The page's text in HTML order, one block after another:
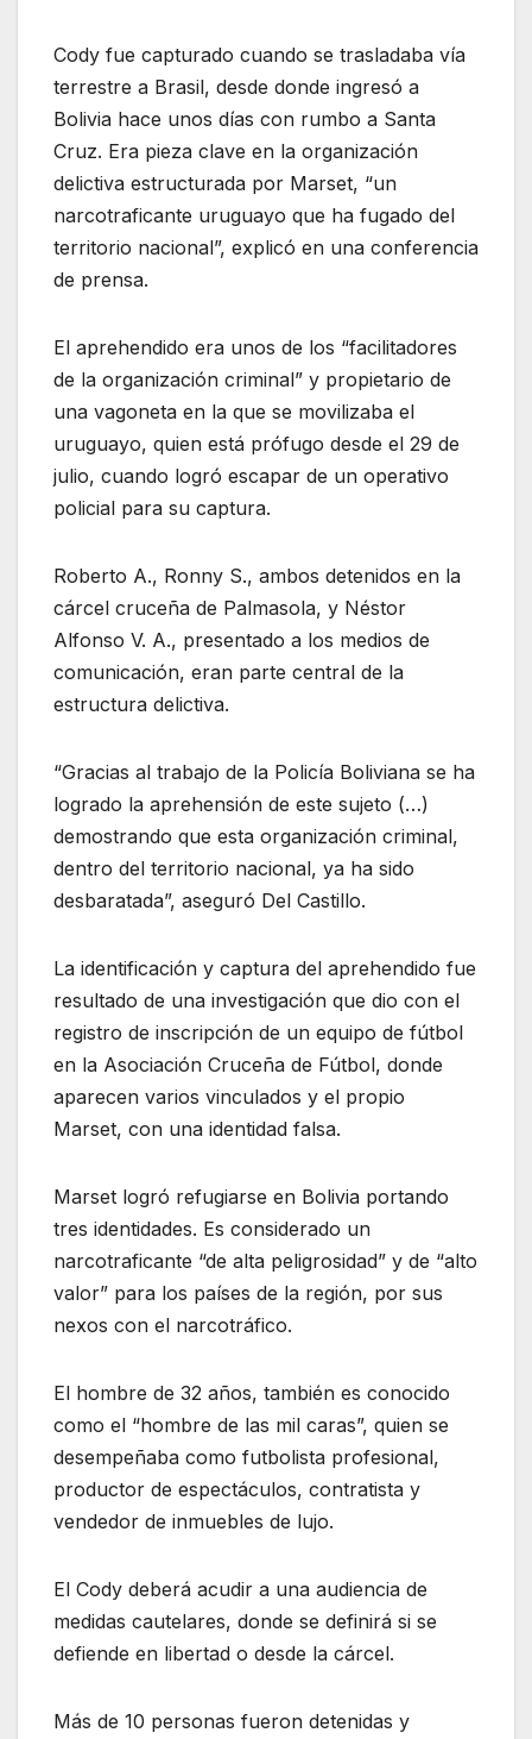
Cody fue capturado cuando se trasladaba vía
terrestre a Brasil, desde donde ingresó a
Bolivia hace unos días con rumbo a Santa
Cruz. Era pieza clave en la organización
delictiva estructurada por Marset, “un
narcotraficante uruguayo que ha fugado del
territorio nacional”, explicó en una conferencia
de prensa.
El aprehendido era unos de los “facilitadores
de la organización criminal” y propietario de
una vagoneta en la que se movilizaba el
uruguayo, quien está prófugo desde el 29 de
julio, cuando logró escapar de un operativo
policial para su captura.
Roberto A., Ronny S., ambos detenidos en la
cárcel cruceña de Palmasola, y Néstor
Alfonso V. A., presentado a los medios de
comunicación, eran parte central de la
estructura delictiva.
“Gracias al trabajo de la Policía Boliviana se ha
logrado la aprehensión de este sujeto (…)
demostrando que esta organización criminal,
dentro del territorio nacional, ya ha sido
desbaratada”, aseguró Del Castillo.
La identificación y captura del aprehendido fue
resultado de una investigación que dio con el
registro de inscripción de un equipo de fútbol
en la Asociación Cruceña de Fútbol, donde
aparecen varios vinculados y el propio
Marset, con una identidad falsa.
Marset logró refugiarse en Bolivia portando
tres identidades. Es considerado un
narcotraficante “de alta peligrosidad” y de “alto
valor” para los países de la región, por sus
nexos con el narcotráfico.
El hombre de 32 años, también es conocido
como el “hombre de las mil caras”, quien se
desempeñaba como futbolista profesional,
productor de espectáculos, contratista y
vendedor de inmuebles de lujo.
El Cody deberá acudir a una audiencia de
medidas cautelares, donde se definirá si se
defiende en libertad o desde la cárcel.
Más de 10 personas fueron detenidas y